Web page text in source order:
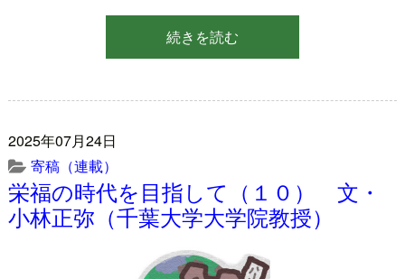
続きを読む
2025年07月24日
寄稿（連載）
栄福の時代を目指して（１０） 文・
小林正弥（千葉大学大学院教授）